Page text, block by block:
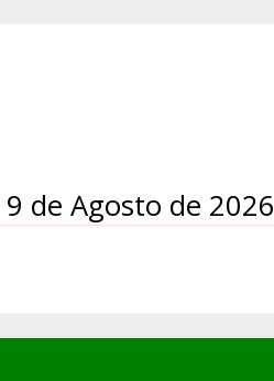
9 de Agosto de 2026